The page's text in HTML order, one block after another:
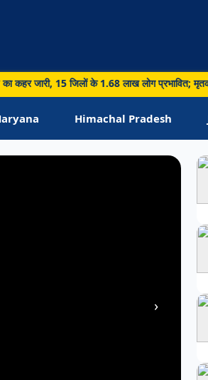
15 जिलों के 1.68 लाख लोग प्रभावित; मृतकों
Himachal Pradesh
›